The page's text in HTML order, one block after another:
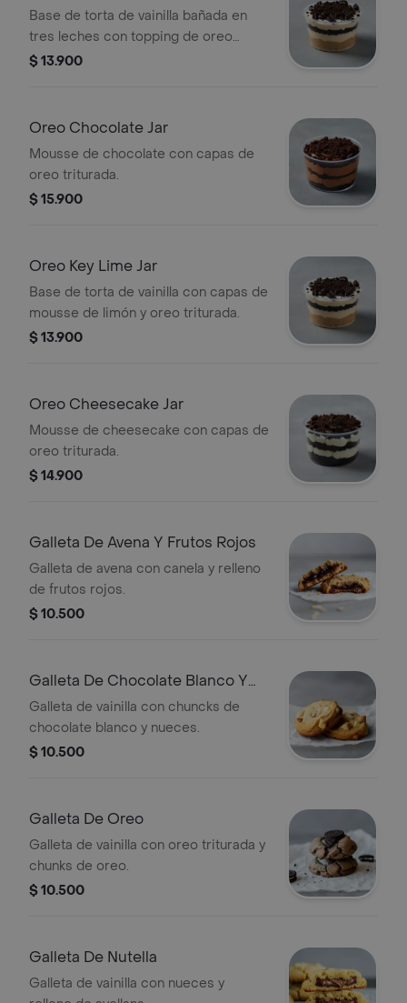
Base de torta de vainilla bañada en
tres leches con topping de oreo
triturada.
$ 13.900
Oreo Chocolate Jar
Mousse de chocolate con capas de
oreo triturada.
$ 15.900
Oreo Key Lime Jar
Base de torta de vainilla con capas de
mousse de limón y oreo triturada.
$ 13.900
Oreo Cheesecake Jar
Mousse de cheesecake con capas de
oreo triturada.
$ 14.900
Galleta De Avena Y Frutos Rojos
Galleta de avena con canela y relleno
de frutos rojos.
$ 10.500
Galleta De Chocolate Blanco Y
Nueces
Galleta de vainilla con chuncks de
chocolate blanco y nueces.
$ 10.500
Galleta De Oreo
Galleta de vainilla con oreo triturada y
chunks de oreo.
$ 10.500
Galleta De Nutella
Galleta de vainilla con nueces y